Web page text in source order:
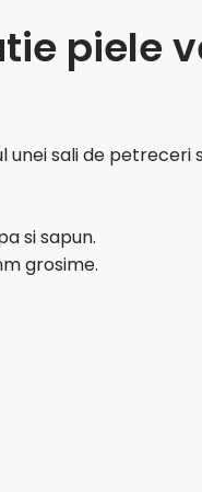
piele
unei sali de
si sapun.
grosime.